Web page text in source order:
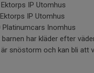
IP Utomhus
IP Utomhus
Platinumcars Inomhus
har kläder efter
snöstorm och kan bli att